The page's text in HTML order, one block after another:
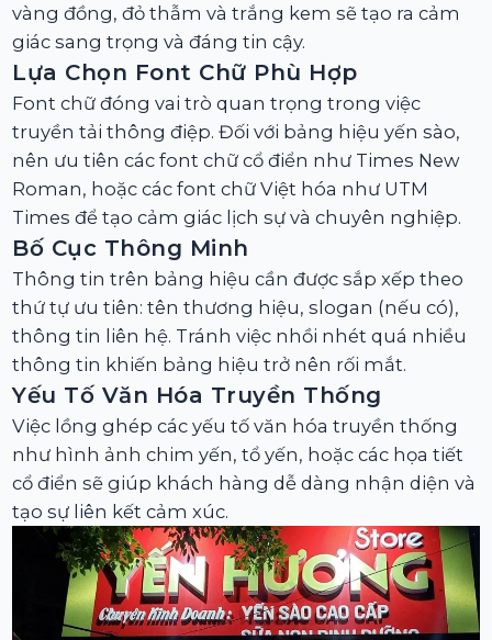
vàng đồng, đỏ thẫm và trắng kem sẽ tạo ra cảm
giác sang trọng và đáng tin cậy.
Lựa Chọn Font Chữ Phù Hợp
Font chữ đóng vai trò quan trọng trong việc
truyền tải thông điệp. Đối với bảng hiệu yến sào,
nên ưu tiên các font chữ cổ điển như Times New
Roman, hoặc các font chữ Việt hóa như UTM
Times để tạo cảm giác lịch sự và chuyên nghiệp.
Bố Cục Thông Minh
Thông tin trên bảng hiệu cần được sắp xếp theo
thứ tự ưu tiên: tên thương hiệu, slogan (nếu có),
thông tin liên hệ. Tránh việc nhồi nhét quá nhiều
thông tin khiến bảng hiệu trở nên rối mắt.
Yếu Tố Văn Hóa Truyền Thống
Việc lồng ghép các yếu tố văn hóa truyền thống
như hình ảnh chim yến, tổ yến, hoặc các họa tiết
cổ điển sẽ giúp khách hàng dễ dàng nhận diện và
tạo sự liên kết cảm xúc.